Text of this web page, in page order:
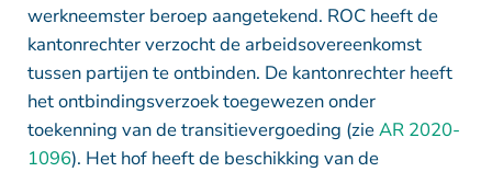
werkneemster beroep aangetekend. ROC heeft de
kantonrechter verzocht de arbeidsovereenkomst
tussen partijen te ontbinden. De kantonrechter heeft
het ontbindingsverzoek toegewezen onder
toekenning van de transitievergoeding (zieAR 2020-
1096). Het hof heeft de beschikking van de